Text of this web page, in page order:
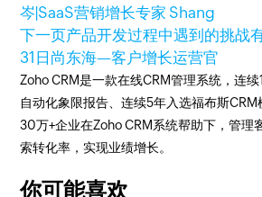
岑|SaaS营销增长专家 Shang
下一页产品开发过程中遇到的挑战
31日 尚东海—客户增长运营官
Zoho CRM是一款在线CRM管理系统，连
自动化象限报告、连续5年入选福布斯
30万+企业在Zoho CRM系统帮助下，管理
索转化率，实现业绩增长。
你可能喜欢